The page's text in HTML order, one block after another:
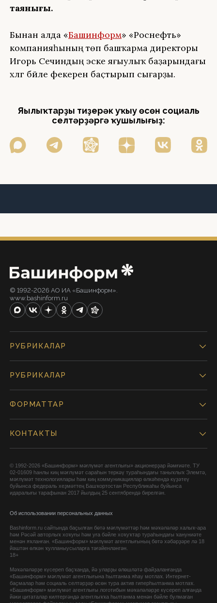
таянығыҙ.
Бынан алда «Башинформ» «Роснефть»
компанияһының төп башҡарма директоры
Игорь Сечиндың эске яғыулыҡ баҙарындағы
хәлгә бәйле фекерен баҫтырып сығарҙы.
Яңылыҡтарҙы тиҙерәк уҡыу өсөн социаль
селтәрҙәргә ҡушылығыҙ:
© 1992-2026 АО ИА «Башинформ».
www.bashinform.ru
РУБРИКАЛАР
РУБРИКАЛАР
ФОРМАТТАР
КОНТАКТЫ
© 1992-2026 «Башинформ» мәғлүмәт агентлығы» акционерҙар йәмғиәте. ТУ
02-01609 һанлы киң мәғлүмәт сараһын теркәү тураһындағы таныҡлыҡ Элемтә,
мәғлүмәт технологиялары һәм киң коммуникациялар өлкәһендә күҙәтеү
буйынса федераль хеҙмәттең Башҡортостан Республикаһы буйынса
идаралығы тарафынан 2017 йылдың 25 сентябрендә бирелгән.
Об использовании персональных данных
Bashinform.ru сайтында баҫылған бөтә мәғлүмәттәр һәм мәҡәләләр халыҡ-ара
һәм Рәсәй авторлыҡ хоҡуғы һәм уға бәйле хоҡуҡтар тураһындағы ҡануниәте
менән яҡланған. «Башинформ» мәғлүмәт агентлығының бөтә хәбәрҙәре лә 18
йәштән өлкән ҡулланыусыларға тәғәйенләнгән.
18+
Мәҡәләләрҙе күсереп баҫҡанда, йә уларҙы өлөшләтә файҙаланғанда
«Башинформ» мәғлүмәт агентлығына һылтанма яһау мотлаҡ. Интернет-
баҫмалар һәм социаль селтәрҙәр өсөн тура актив гиперһылтанма мотлаҡ.
«Башинформ» мәғлүмәт агентлығы логотибын мәҡәләләрҙе күсереп алғанда
йәки цитаталар килтергәндә агентлыҡҡа һылтанма менән бәйле булмаған